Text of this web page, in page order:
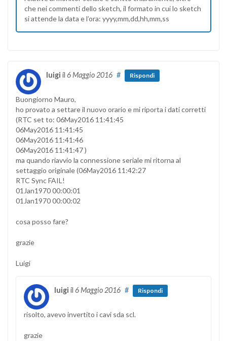
che nei commenti dello sketch, il formato in cui lo sketch
si attende la data e l’ora: yyyy,mm,dd,hh,mm,ss
luigi il 6 Maggio 2016 # Rispondi
Buongiorno Mauro,
ho provato a settare il nuovo orario e mi riporta i dati corretti
(RTC set to: 06May2016 11:41:45
06May2016 11:41:45
06May2016 11:41:46
06May2016 11:41:47 )
ma quando riavvio la connessione seriale mi ritorna al
settaggio originale (06May2016 11:42:27
RTC Sync FAIL!
01Jan1970 00:00:01
01Jan1970 00:00:02
cosa posso fare?
grazie
Luigi
luigi il 6 Maggio 2016 # Rispondi
risolto, avevo invertito i cavi sda scl.
grazie